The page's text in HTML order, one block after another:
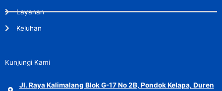
Layanan
Keluhan
Kunjungi Kami
Jl. Raya Kalimalang Blok G-17 No 2B, Pondok Kelapa, Duren